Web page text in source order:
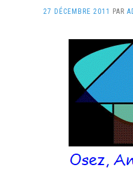
27 DÉCEMBRE 2011 PAR